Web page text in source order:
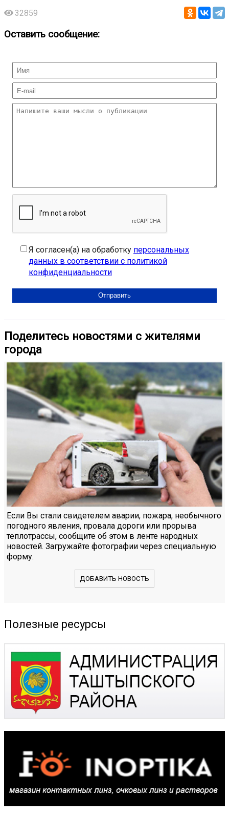
32859
Оставить сообщение:
Я согласен(а) на обработку персональных
данных в соответствии с политикой
конфиденциальности
Поделитесь новостями с жителями
города
Если Вы стали свидетелем аварии, пожара, необычного
погодного явления, провала дороги или прорыва
теплотрассы, сообщите об этом в ленте народных
новостей. Загружайте фотографии через специальную
форму.
ДОБАВИТЬ НОВОСТЬ
Полезные ресурсы